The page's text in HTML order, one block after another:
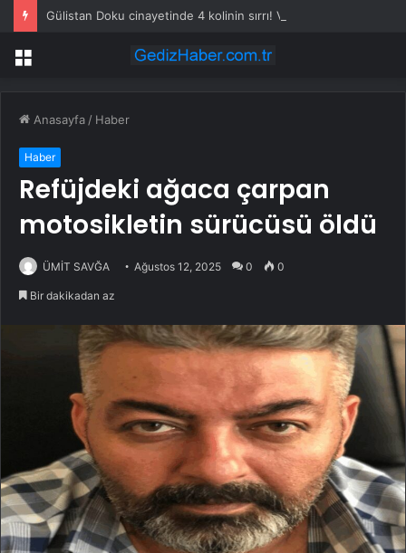
Menü
Anasayfa / Haber
Haber
Refüjdeki ağaca çarpan
motosikletin sürücüsü öldü
ÜMİT SAVĞA Ağustos 12, 2025 0 0
Bir dakikadan az